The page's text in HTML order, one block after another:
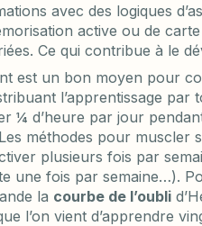
avec des logiques
active ou de
Ce qui contribue à le
est un bon moyen pour
l’apprentissage
¼ d’heure par jour
méthodes pour
plusieurs fois par
une fois par semaine…).
la courbe de l’oubli
l’on vient d’apprendre